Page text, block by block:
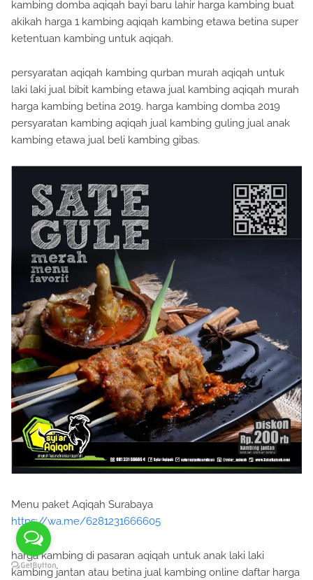
kambing domba aqiqah bayi baru lahir harga kambing buat
akikah harga 1 kambing aqiqah kambing etawa betina super
ketentuan kambing untuk aqiqah.
persyaratan aqiqah kambing qurban murah aqiqah untuk
laki laki jual bibit kambing etawa jual kambing aqiqah murah
harga kambing betina 2019. harga kambing domba 2019
persyaratan kambing aqiqah jual kambing guling jual anak
kambing etawa jual beli kambing gibas.
Menu paket Aqiqah Surabaya
https://wa.me/6281231666605
harga kambing di pasaran aqiqah untuk anak laki laki
kambing jantan atau betina jual kambing online daftar harga